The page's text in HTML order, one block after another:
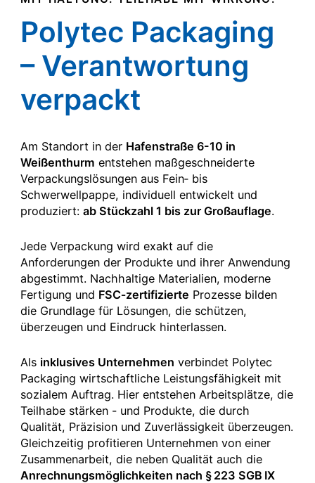
Polytec Packaging
– Verantwortung
verpackt
Am Standort in der Hafenstraße 6-10 in
Weißenthurm entstehen maßgeschneiderte
Verpackungslösungen aus Fein‑ bis
Schwerwellpappe, individuell entwickelt und
produziert:ab Stückzahl 1 bis zur Großauflage.
Jede Verpackung wird exakt auf die
Anforderungen der Produkte und ihrer Anwendung
abgestimmt. Nachhaltige Materialien, moderne
Fertigung und FSC‑zertifizierte Prozesse bilden
die Grundlage für Lösungen, die schützen,
überzeugen und Eindruck hinterlassen.
Als inklusives Unternehmen verbindet Polytec
Packaging wirtschaftliche Leistungsfähigkeit mit
sozialem Auftrag. Hier entstehen Arbeitsplätze, die
Teilhabe stärken - und Produkte, die durch
Qualität, Präzision und Zuverlässigkeit überzeugen.
Gleichzeitig profitieren Unternehmen von einer
Zusammenarbeit, die neben Qualität auch die
Anrechnungsmöglichkeiten nach § 223 SGB IX